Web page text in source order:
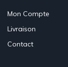
Mon Compte
Livraison
Contact